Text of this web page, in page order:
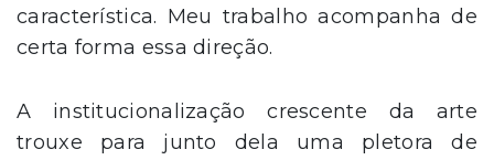
característica. Meu trabalho acompanha de
certa forma essa direção.
A institucionalização crescente da arte
trouxe para junto dela uma pletora de